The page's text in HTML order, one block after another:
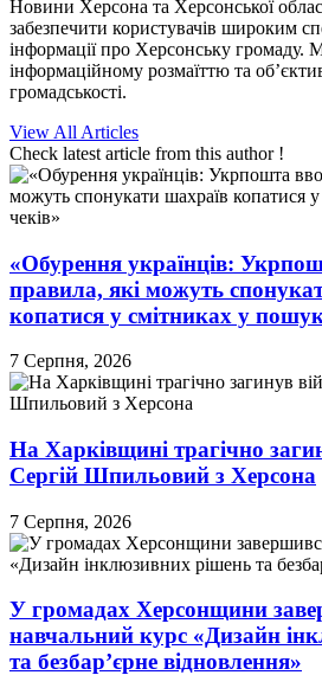
Новини Херсона та Херсонської
забезпечити користувачів широким
інформації про Херсонську громаду.
інформаційному розмаїттю та
громадськості.
View All Articles
Check latest article from this author !
«Обурення українців:
правила, які можуть
копатися у смітниках у
7 Серпня, 2026
На Харківщині трагічно
Сергій Шпильовий з Херсона
7 Серпня, 2026
У громадах Херсонщини
навчальний курс «Дизайн
та безбар’єрне відновлення»